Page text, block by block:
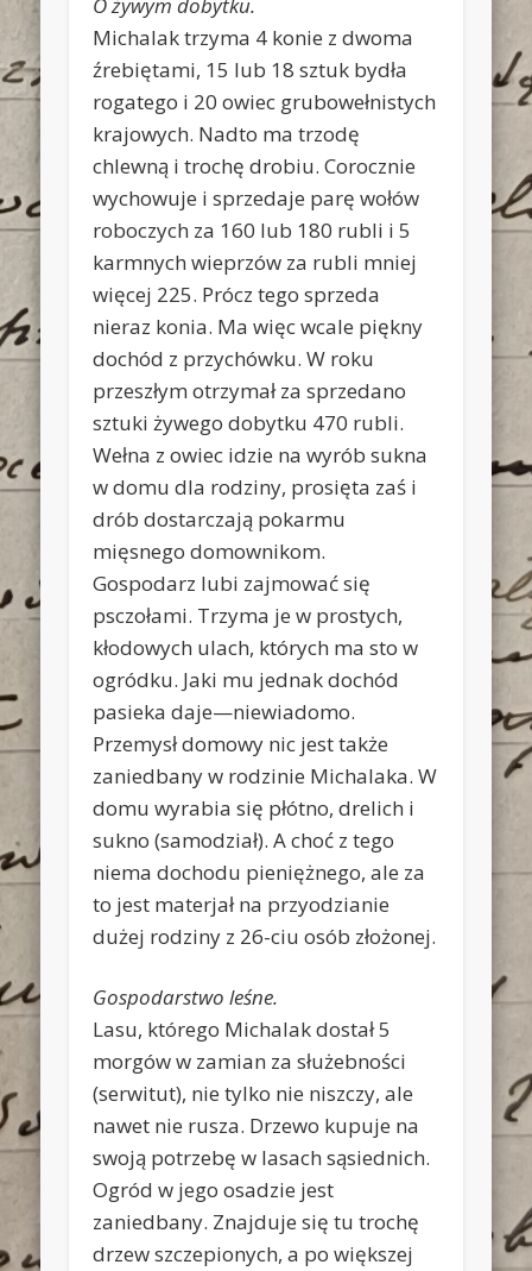
Michalak trzyma 4 konie z dwoma
źrebiętami, 15 lub 18 sztuk bydła
rogatego i 20 owiec grubowełnistych
krajowych. Nadto ma trzodę
chlewną i trochę drobiu. Corocznie
wychowuje i sprzedaje parę wołów
roboczych za 160 lub 180 rubli i 5
karmnych wieprzów za rubli mniej
więcej 225. Prócz tego sprzeda
nieraz konia. Ma więc wcale piękny
dochód z przychówku. W roku
przeszłym otrzymał za sprzedano
sztuki żywego dobytku 470 rubli.
Wełna z owiec idzie na wyrób sukna
w domu dla rodziny, prosięta zaś i
drób dostarczają pokarmu
mięsnego domownikom.
Gospodarz lubi zajmować się
psczołami. Trzyma je w prostych,
kłodowych ulach, których ma sto w
ogródku. Jaki mu jednak dochód
pasieka daje—niewiadomo.
Przemysł domowy nic jest także
zaniedbany w rodzinie Michalaka. W
domu wyrabia się płótno, drelich i
sukno (samodział). A choć z tego
niema dochodu pieniężnego, ale za
to jest materjał na przyodzianie
dużej rodziny z 26-ciu osób złożonej.
Gospodarstwo leśne.
Lasu, którego Michalak dostał 5
morgów w zamian za służebności
(serwitut), nie tylko nie niszczy, ale
nawet nie rusza. Drzewo kupuje na
swoją potrzebę w lasach sąsiednich.
Ogród w jego osadzie jest
zaniedbany. Znajduje się tu trochę
drzew szczepionych, a po większej